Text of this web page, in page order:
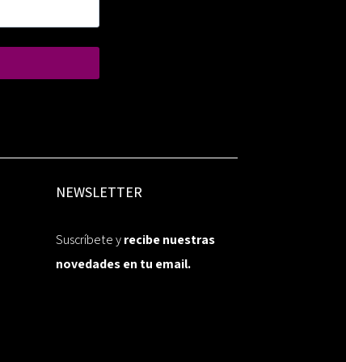
NEWSLETTER
Suscríbete yrecibe nuestras
novedades en tu email.